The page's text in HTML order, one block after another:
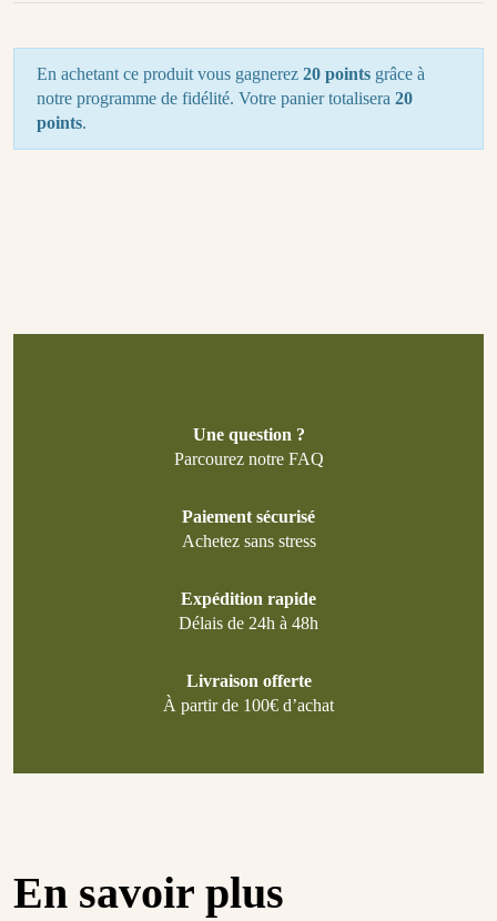
En achetant ce produit vous gagnerez 20 points grâce à
notre programme de fidélité. Votre panier totalisera 20
points.
Une question ?
Parcourez notre FAQ
Paiement sécurisé
Achetez sans stress
Expédition rapide
Délais de 24h à 48h
Livraison offerte
À partir de 100€ d’achat
En savoir plus